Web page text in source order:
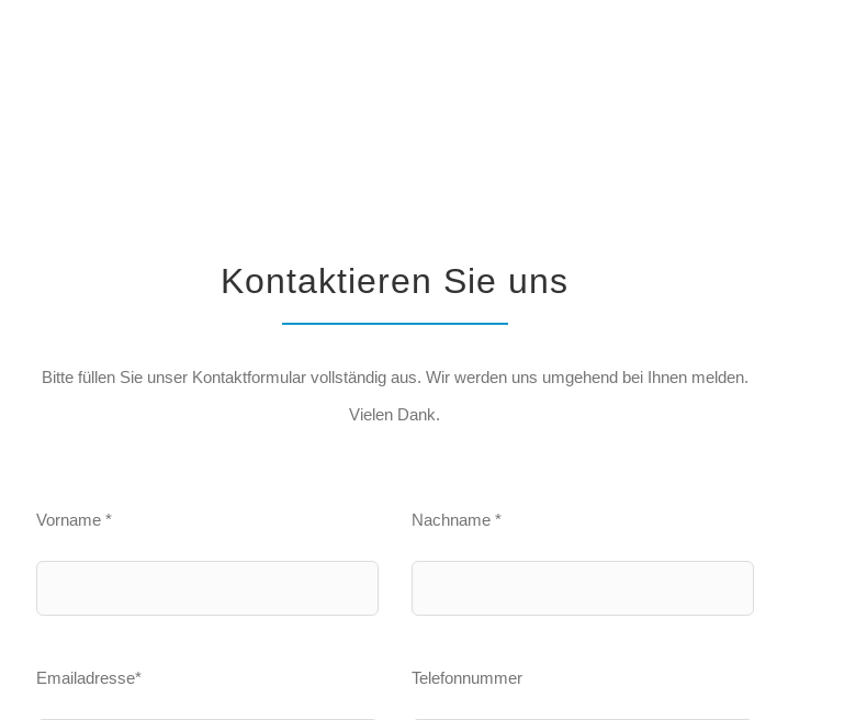
Kontaktieren Sie uns
Bitte füllen Sie unser Kontaktformular vollständig aus. Wir werden uns umgehend bei Ihnen melden.
Vielen Dank.
Vorname * Nachname *
Emailadresse* Telefonnummer